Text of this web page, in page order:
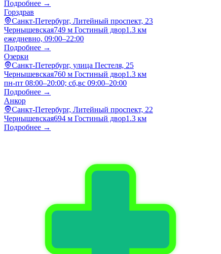
Подробнее →
Горздрав
Санкт-Петербург, Литейный проспект, 23
Чернышевская749 м Гостиный двор1.3 км
ежедневно, 09:00–22:00
Подробнее →
Озерки
Санкт-Петербург, улица Пестеля, 25
Чернышевская760 м Гостиный двор1.3 км
пн-пт 08:00–20:00; сб,вс 09:00–20:00
Подробнее →
Анкор
Санкт-Петербург, Литейный проспект, 22
Чернышевская694 м Гостиный двор1.3 км
Подробнее →